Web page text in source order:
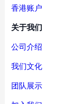
香港账户
关于我们
公司介绍
我们文化
团队展示